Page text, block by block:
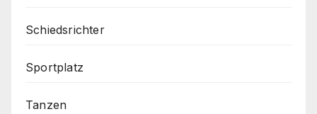
Schiedsrichter
Sportplatz
Tanzen